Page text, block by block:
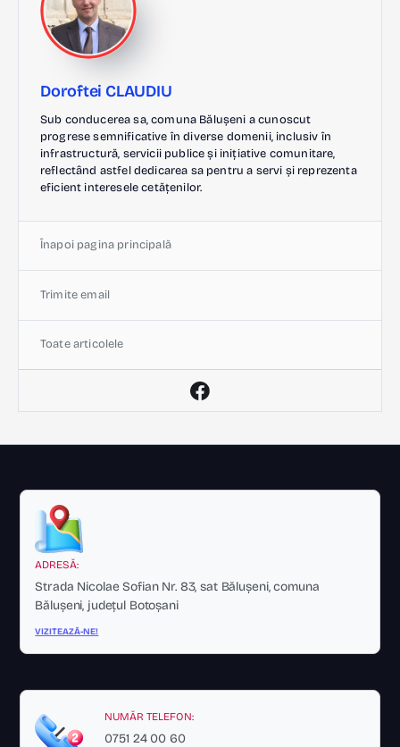
Doroftei CLAUDIU
Sub conducerea sa, comuna Bălușeni a cunoscut
progrese semnificative în diverse domenii, inclusiv în
infrastructură, servicii publice și inițiative comunitare,
reflectând astfel dedicarea sa pentru a servi și reprezenta
eficient interesele cetățenilor.
Înapoi pagina principală
Trimite email
Toate articolele
ADRESĂ:
Strada Nicolae Sofian Nr. 83, sat Bălușeni, comuna
Bălușeni, județul Botoșani
VIZITEAZĂ-NE!
NUMĂR TELEFON:
0751 24 00 60